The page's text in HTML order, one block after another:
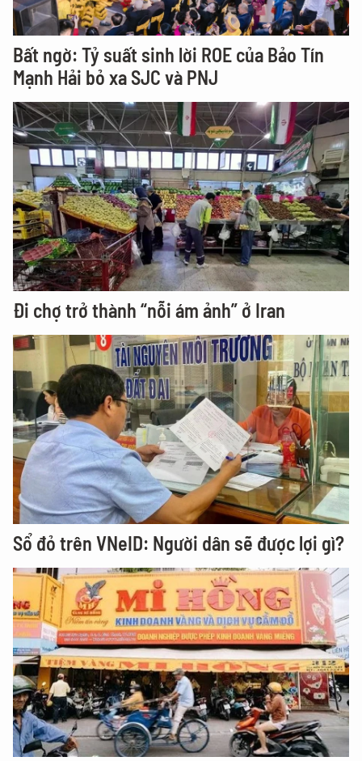
Bất ngờ: Tỷ suất sinh lời ROE của Bảo Tín
Mạnh Hải bỏ xa SJC và PNJ
Đi chợ trở thành “nỗi ám ảnh” ở Iran
Sổ đỏ trên VNeID: Người dân sẽ được lợi gì?